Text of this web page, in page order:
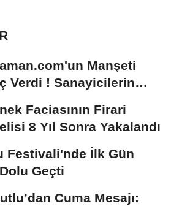
Manşeti
Verdi ! Sanayicilerin
Faciasının Firari
8 Yıl Sonra Yakalandı
Festivali'nde İlk Gün
Geçti
Cuma Mesajı: